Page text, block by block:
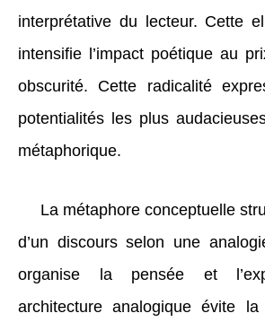
interprétative du lecteur. Cette
intensifie l’impact poétique au
obscurité. Cette radicalité
potentialités les plus
métaphorique.
La métaphore conceptuelle
d’un discours selon une
organise la pensée et
architecture analogique évite